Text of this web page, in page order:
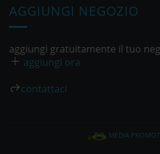
AGGIUNGI NEGOZIO
aggiungi gratuitamente il tuo
aggiungi ora
contattaci
MEDIA